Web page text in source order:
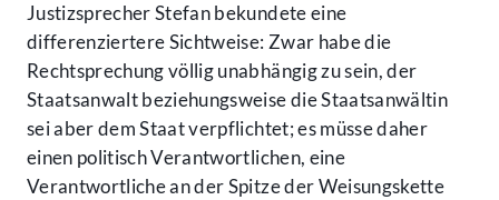
Justizsprecher Stefan bekundete eine
differenziertere Sichtweise: Zwar habe die
Rechtsprechung völlig unabhängig zu sein, der
Staatsanwalt beziehungsweise die Staatsanwältin
sei aber dem Staat verpflichtet; es müsse daher
einen politisch Verantwortlichen, eine
Verantwortliche an der Spitze der Weisungskette